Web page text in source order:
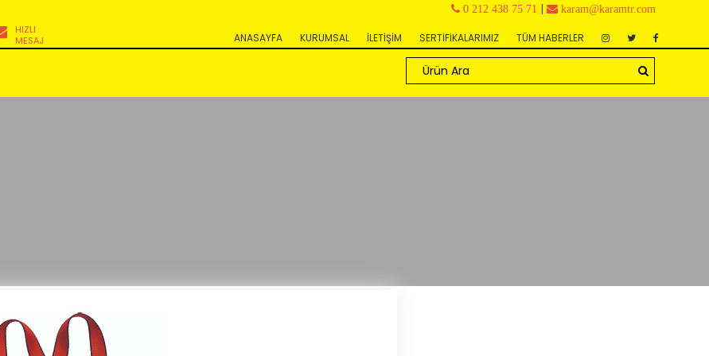
0 212 438 75 71 | karam@karamtr.com
TÜM HABERLER
SERTİFİKALARIMIZ
İLETİŞİM
KURUMSAL
ANASAYFA
HIZLI
MESAJ